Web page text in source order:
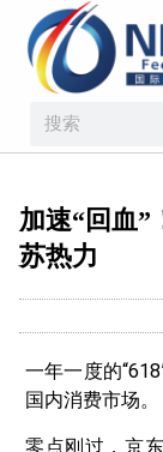
加速“回血”
苏热力
一年一度的
国内消费市场。
零点刚过，京